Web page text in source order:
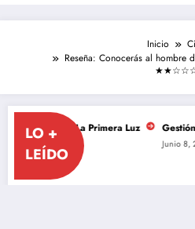
Inicio
Reseña: Conocerás al hombre
LO +
LEÍDO
de La Primera Luz Gestión de
Junio 8, 2026